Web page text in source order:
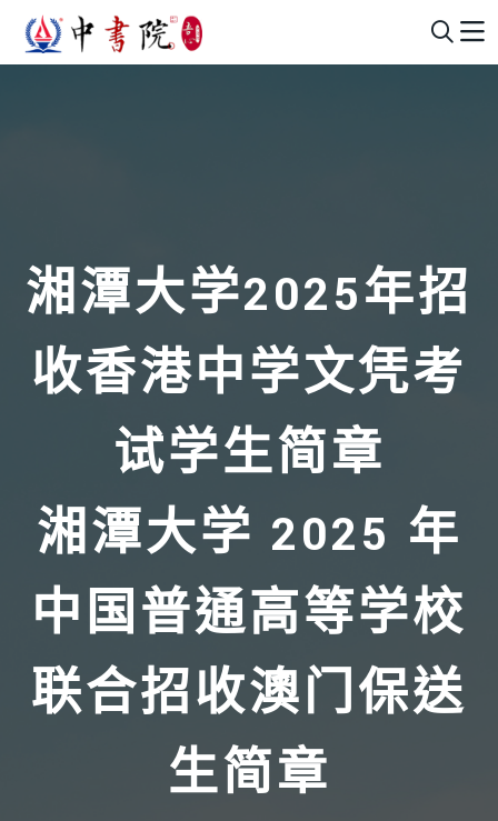
湘潭大学2025年招
收香港中学文凭考
试学生简章
湘潭大学 2025 年
中国普通高等学校
联合招收澳门保送
生简章